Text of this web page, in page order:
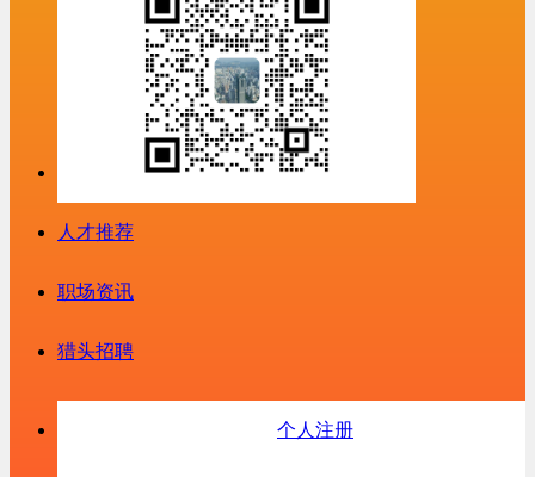
人才推荐
职场资讯
猎头招聘
个人注册